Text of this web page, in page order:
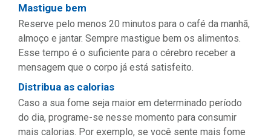
Mastigue bem
Reserve pelo menos 20 minutos para o café da manhã,
almoço e jantar. Sempre mastigue bem os alimentos.
Esse tempo é o suficiente para o cérebro receber a
mensagem que o corpo já está satisfeito.
Distribua as calorias
Caso a sua fome seja maior em determinado período
do dia, programe-se nesse momento para consumir
mais calorias. Por exemplo, se você sente mais fome